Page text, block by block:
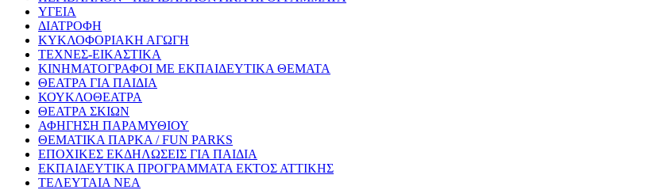
ΥΓΕΙΑ
ΔΙΑΤΡΟΦΗ
ΚΥΚΛΟΦΟΡΙΑΚΗ ΑΓΩΓΗ
ΤΕΧΝΕΣ-ΕΙΚΑΣΤΙΚΑ
ΚΙΝΗΜΑΤΟΓΡΑΦΟΙ ΜΕ ΕΚΠΑΙΔΕΥΤΙΚΑ ΘΕΜΑΤΑ
ΘΕΑΤΡΑ ΓΙΑ ΠΑΙΔΙΑ
ΚΟΥΚΛΟΘΕΑΤΡΑ
ΘΕΑΤΡΑ ΣΚΙΩΝ
ΑΦΗΓΗΣΗ ΠΑΡΑΜΥΘΙΟΥ
ΘΕΜΑΤΙΚΑ ΠΑΡΚΑ / FUN PARKS
ΕΠΟΧΙΚΕΣ ΕΚΔΗΛΩΣΕΙΣ ΓΙΑ ΠΑΙΔΙΑ
ΕΚΠΑΙΔΕΥΤΙΚΑ ΠΡΟΓΡΑΜΜΑΤΑ ΕΚΤΟΣ ΑΤΤΙΚΗΣ
ΤΕΛΕΥΤΑΙΑ ΝΕΑ